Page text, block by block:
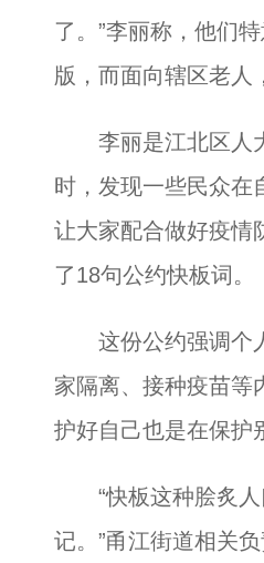
了。”李丽称，他们
版，而面向辖区老人
李丽是江北区人大
时，发现一些民众在
让大家配合做好疫情
了18句公约快板词。
这份公约强调个人
家隔离、接种疫苗等
护好自己也是在保护
“快板这种脍炙人
记。”甬江街道相关